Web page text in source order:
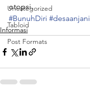
Uncategorized
Tabloid
Post Formats
otopsi.
#BunuhDiri #desaanjani
Informasi